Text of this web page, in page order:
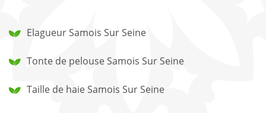
Elagueur Samois Sur Seine
Tonte de pelouse Samois Sur Seine
Taille de haie Samois Sur Seine